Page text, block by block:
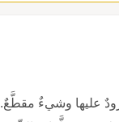
عليها وشيءٌ مقطَّعٌ.